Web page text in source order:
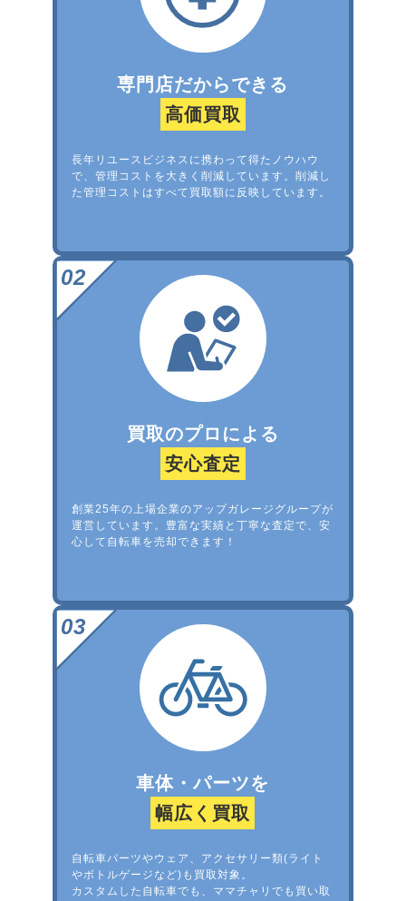
専門店だからできる
高価買取
長年リユースビジネスに携わって得たノウハウ
で、管理コストを大きく削減しています。削減し
た管理コストはすべて買取額に反映しています。
買取のプロによる
安心査定
創業25年の上場企業のアップガレージグループが
運営しています。豊富な実績と丁寧な査定で、安
心して自転車を売却できます！
車体・パーツを
幅広く買取
自転車パーツやウェア、アクセサリー類(ライト
やボトルゲージなど)も買取対象。
カスタムした自転車でも、ママチャリでも買い取